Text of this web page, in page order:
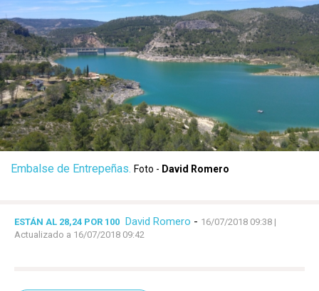
Embalse de Entrepeñas. Foto - David Romero
ESTÁN AL 28,24 POR 100 David Romero - 16/07/2018 09:38 |
Actualizado a 16/07/2018 09:42